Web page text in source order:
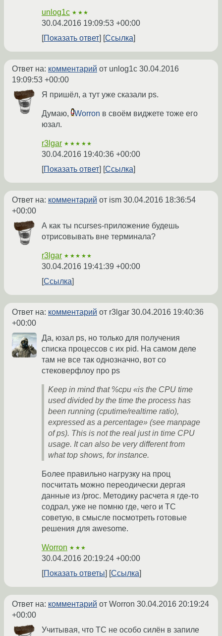
unlog1c ★★★
30.04.2016 19:09:53 +00:00
Показать ответ
Ссылка
Ответ на: комментарий от unlog1c 30.04.2016
19:09:53 +00:00
Я пришёл, а тут уже сказали ps.
Думаю, Worron в своём виджете тоже его
юзал.
r3lgar ★★★★★
30.04.2016 19:40:36 +00:00
Показать ответ
Ссылка
Ответ на: комментарий от ism 30.04.2016 18:36:54
+00:00
А как ты ncurses-приложение будешь
отрисовывать вне терминала?
r3lgar ★★★★★
30.04.2016 19:41:39 +00:00
Ссылка
Ответ на: комментарий от r3lgar 30.04.2016 19:40:36
+00:00
Да, юзал ps, но только для получения
списка процессов с их pid. На самом деле
там не все так однозначно, вот со
стековерфлоу про ps
Keep in mind that %cpu «is the CPU time
used divided by the time the process has
been running (cputime/realtime ratio),
expressed as a percentage» (see manpage
of ps). This is not the real just in time CPU
usage. It can also be very different from
what top shows, for instance.
Более правильно нагрузку на проц
посчитать можно переодически дергая
данные из /proc. Методику расчета я где-то
содрал, уже не помню где, чего и ТС
советую, в смысле посмотреть готовые
решения для awesome.
Worron ★★★
30.04.2016 20:19:24 +00:00
Показать ответы
Ссылка
Ответ на: комментарий от Worron 30.04.2016 20:19:24
+00:00
Учитывая, что ТС не особо силён в запиле